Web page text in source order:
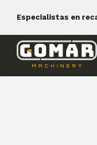
Especialistas en